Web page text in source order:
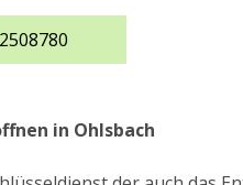
in Ohlsbach